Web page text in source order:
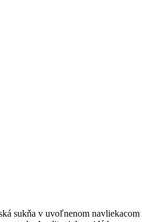
sukňa v uvoľnenom navliekacom